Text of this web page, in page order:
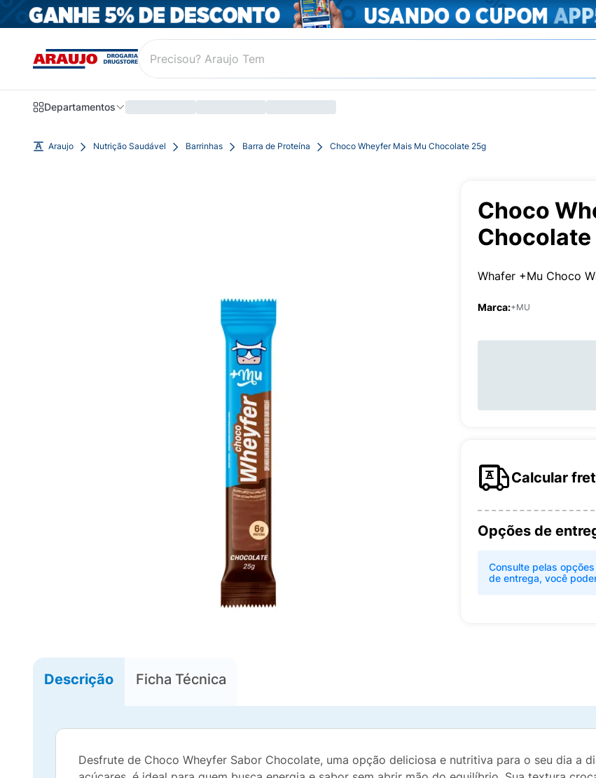
Departamentos
Araujo Nutrição Saudável Barrinhas Barra de Proteína Choco Wheyfer Mais Mu Chocolate 25g
Choco
Chocolate
Whafer +Mu Choco
Marca:+MU
Calcular
Opções de
Consulte pelas
de entrega, você
Descrição Ficha Técnica
Desfrute de Choco Wheyfer Sabor Chocolate, uma opção deliciosa e nutritiva para o seu dia a